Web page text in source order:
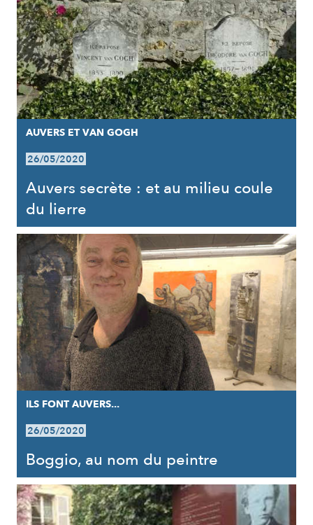
AUVERS ET VAN GOGH
26/05/2020
Auvers secrète : et au milieu coule
du lierre
ILS FONT AUVERS...
26/05/2020
Boggio, au nom du peintre